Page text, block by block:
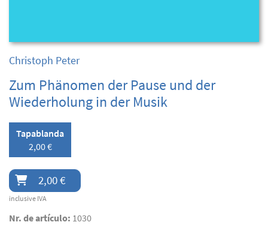
Christoph Peter
Zum Phänomen der Pause und der
Wiederholung in der Musik
Tapablanda
2,00 €
2,00 €
inclusive IVA
Nr. de artículo: 1030